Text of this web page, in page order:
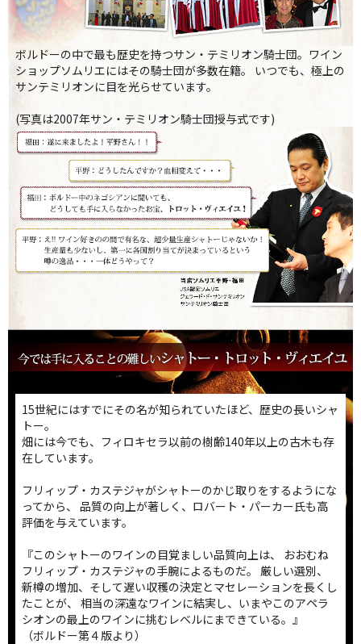
ボルドーの中で最も歴史を持つサン・テミリオン騎士団。ワイン
ショップソムリエにはその騎士団が多数在籍。 いつでも、極上の
サンテミリオンに目を光らせています。
(写真は2007年サン・テミリオン騎士団授与式です)
15世紀にはすでにその名が知られていたほど、歴史の長いシャ
トー。
畑には今でも、フィロキセラ以前の樹齢140年以上の古木も存
在しています。
フリィップ・カステジャがシャトーのかじ取りをするようにな
ってから、 品質の向上が著しく、ロバート・パーカー氏も高
評価を与えています。
『このシャトーのワインの目覚ましい品質向上は、 おおむね
フリィップ・カステジャの手腕によるものだ。 厳しい選別、
新樽の増加、そして遅い収穫の決定とマセレーションを長くし
たことが、 相当の深遠なワインに結実し、いまやこのアペラ
シオンの最上のワインに挑むレベルにまできている。』
（ボルドー第４版より）